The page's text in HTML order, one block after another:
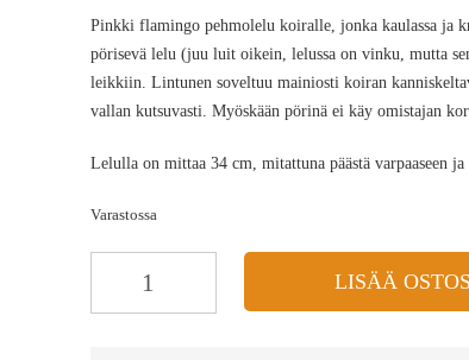
Pinkki flamingo pehmolelu koiralle, jonka kaulassa ja
pörisevä lelu (juu luit oikein, lelussa on vinku, mutta
leikkiin. Lintunen soveltuu mainiosti koiran
vallan kutsuvasti. Myöskään pörinä ei käy omistajan
Lelulla on mittaa 34 cm, mitattuna päästä varpaaseen
Varastossa
LISÄÄ